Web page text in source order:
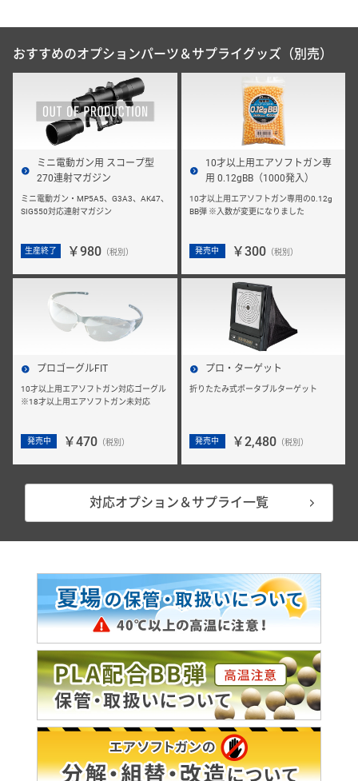
おすすめのオプションパーツ＆サプライグッズ（別売）
ミニ電動ガン用 スコープ型
270連射マガジン
ミニ電動ガン・MP5A5、G3A3、AK47、
SIG550対応連射マガジン
生産終了 ￥980 （税別）
10才以上用エアソフトガン専
用 0.12gBB（1000発入）
10才以上用エアソフトガン専用の0.12g
BB弾 ※入数が変更になりました
発売中 ￥300（税別）
プロゴーグルFIT
10才以上用エアソフトガン対応ゴーグル
※18才以上用エアソフトガン未対応
発売中 ￥470 （税別）
プロ・ターゲット
折りたたみ式ポータブルターゲット
発売中 ￥2,480（税別）
対応オプション＆サプライ一覧